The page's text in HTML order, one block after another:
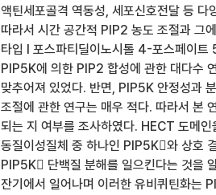
액틴세포골격 역동성, 세포신호전달 등 다
따라서 시간 공간적 PIP2 농도 조절과 그
타입 I 포스파티딜이노시톨 4-포스페이트
PIP5K에 의한 PIP2 합성에 관한 대다수
맞추어져 있었다. 반면, PIP5K 안정성과
조절에 관한 연구는 매우 적다. 따라서 본
되는 지 여부를 조사하였다. HECT 도메
동질이성질체 중 하나인 PIP5K와 상호
PIP5K 단백질 분해를 일으킨다는 것을
잔기에서 일어나며 이러한 유비퀴틴화는